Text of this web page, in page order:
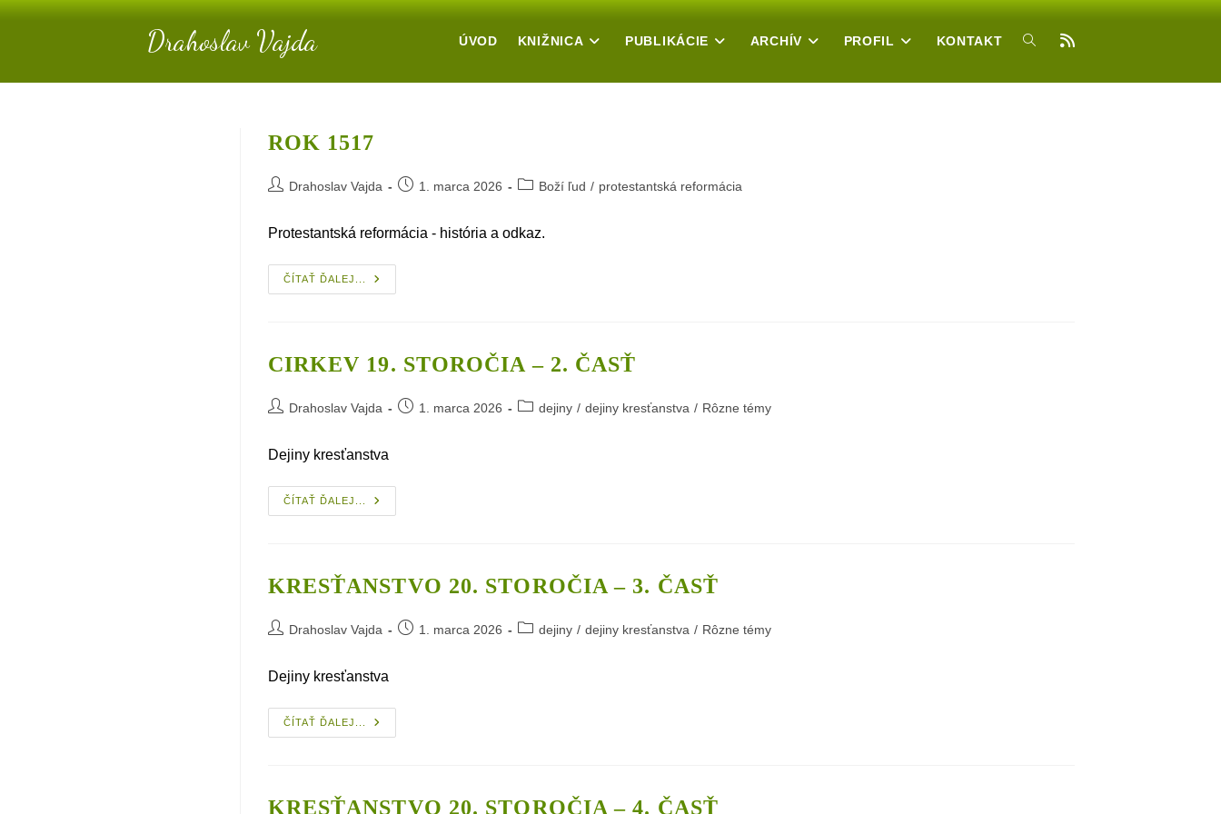
Drahoslav Vajda ÚVOD KNIŽNICA PUBLIKÁCIE ARCHÍV PROFIL KONTAKT TOGGLE
ROK 1517
PostDrahoslav Vajda
Post1. marca 2026
PostBoží ľud / protestantská reformácia
Protestantská reformácia - história a odkaz.
ČÍTAŤ ĎALEJ...
Rok
1517
CIRKEV 19. STOROČIA – 2. ČASŤ
PostDrahoslav Vajda
Post1. marca 2026
Postdejiny / dejiny kresťanstva / Rôzne témy
Dejiny kresťanstva
ČÍTAŤ ĎALEJ...
Cirkev
19.
KRESŤANSTVO 20. STOROČIA – 3. ČASŤ
PostDrahoslav Vajda
Post1. marca 2026
Postdejiny / dejiny kresťanstva / Rôzne témy
Dejiny kresťanstva
ČÍTAŤ ĎALEJ...
Kresťanstvo
20.
KRESŤANSTVO 20. STOROČIA – 4. ČASŤ